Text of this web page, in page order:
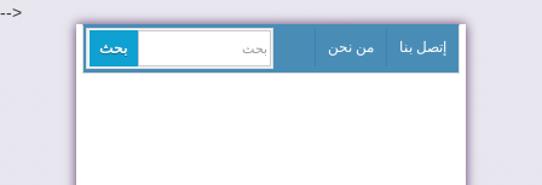
-->
إتصل بنا من نحن